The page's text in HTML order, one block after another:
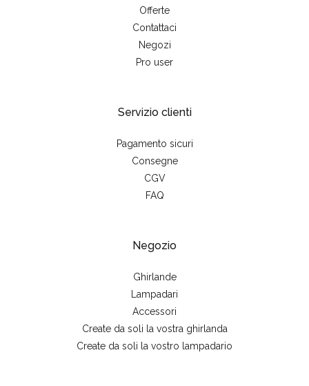
Offerte
Contattaci
Negozi
Pro user
Servizio clienti
Pagamento sicuri
Consegne
CGV
FAQ
Negozio
Ghirlande
Lampadari
Accessori
Create da soli la vostra ghirlanda
Create da soli la vostro lampadario